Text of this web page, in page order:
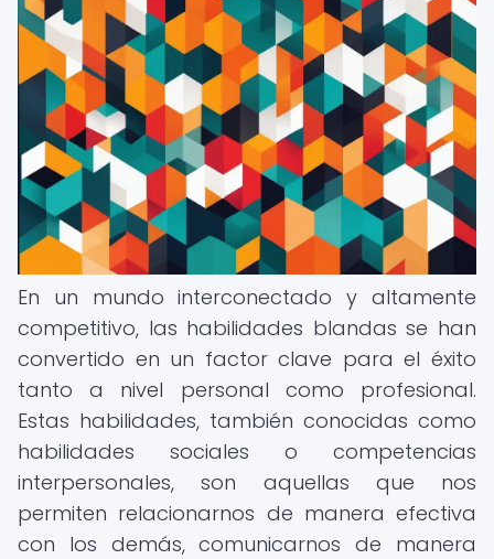
En un mundo interconectado y altamente
competitivo, las habilidades blandas se han
convertido en un factor clave para el éxito
tanto a nivel personal como profesional.
Estas habilidades, también conocidas como
habilidades sociales o competencias
interpersonales, son aquellas que nos
permiten relacionarnos de manera efectiva
con los demás, comunicarnos de manera